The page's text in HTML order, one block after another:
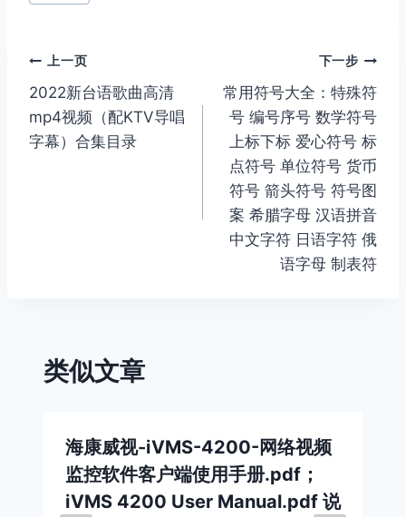
签：
文
章
导
上一页
2022新台语歌曲高清
mp4视频（配KTV导唱
字幕）合集目录
下一步
常用符号大全：特殊符
号 编号序号 数学符号
上标下标 爱心符号 标
点符号 单位符号 货币
符号 箭头符号 符号图
案 希腊字母 汉语拼音
中文字符 日语字符 俄
语字母 制表符
类似文章
海康威视-iVMS-4200-网络视频
监控软件客户端使用手册.pdf；
iVMS 4200 User Manual.pdf 说